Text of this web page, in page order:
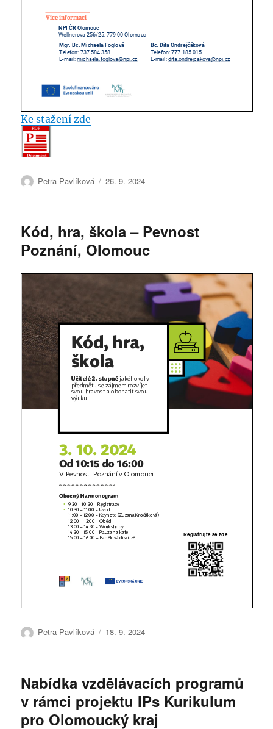
Ke stažení zde
Autor:
Petra Pavlíková Publikováno:
26. 9. 2024
Kód, hra, škola – Pevnost
Poznání, Olomouc
Autor:
Petra Pavlíková Publikováno:
18. 9. 2024
Nabídka vzdělávacích programů
v rámci projektu IPs Kurikulum
pro Olomoucký kraj